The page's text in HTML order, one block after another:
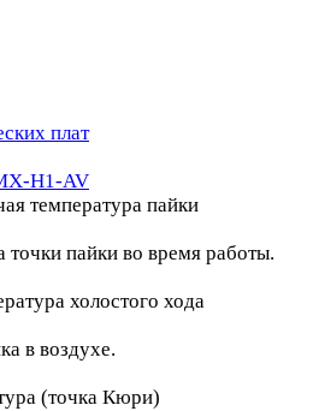
плат
H1-AV
температура пайки
пайки во время работы.
холостого хода
в воздухе.
(точка Кюри)